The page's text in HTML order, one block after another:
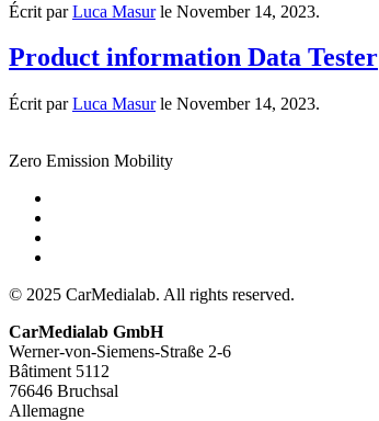
Écrit parLuca Masurle November 14, 2023.
Product information Data Tester
Écrit parLuca Masurle November 14, 2023.
Zero Emission Mobility
© 2025 CarMedialab. All rights reserved.
CarMedialab GmbH
Werner-von-Siemens-Straße 2-6
Bâtiment 5112
76646 Bruchsal
Allemagne